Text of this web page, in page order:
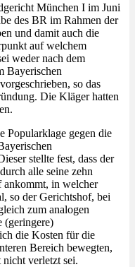
München I im Juni
des BR im Rahmen der
und damit auch die
auf welchem
weder nach dem
Bayerischen
so das
Die Kläger hatten
Popularklage gegen die
stellte fest, dass der
alle seine zehn
ankommt, in welcher
so der Gerichtshof, bei
zum analogen
(geringere)
die Kosten für die
Bereich bewegten,
verletzt sei.